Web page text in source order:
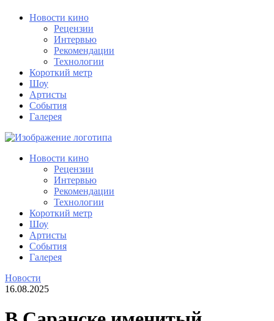
Новости кино
Рецензии
Интервью
Рекомендации
Технологии
Короткий метр
Шоу
Артисты
События
Галерея
Новости кино
Рецензии
Интервью
Рекомендации
Технологии
Короткий метр
Шоу
Артисты
События
Галерея
Новости
16.08.2025